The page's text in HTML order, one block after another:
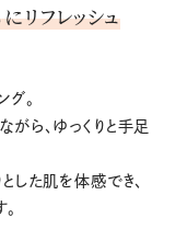
リフレッシュ
グ。
ら、ゆっくりと手足
した肌を体感でき、